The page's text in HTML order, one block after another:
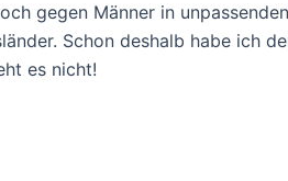
gegen Männer in
Schon deshalb habe ich
es nicht!